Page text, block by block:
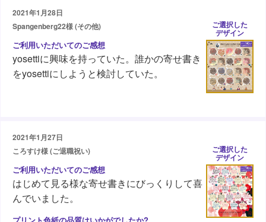
2021年1月28日
Spangenberg22様 (その他)
yosettiに興味を持っていた。誰かの寄せ書き
をyosettiにしようと検討していた。
ご選択した
デザイン
2021年1月27日
ころすけ様 (ご退職祝い)
はじめて見る様な寄せ書きにびっくりして喜
んでいました。
ご選択した
デザイン